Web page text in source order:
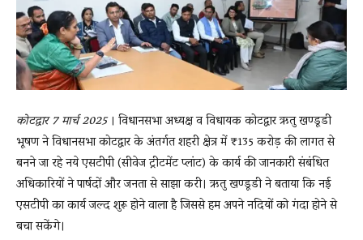
कोटद्वार 7 मार्च 2025। विधानसभा अध्यक्ष व विधायक कोटद्वार ऋतु खण्डूडी
भूषण ने विधानसभा कोटद्वार के अंतर्गत शहरी क्षेत्र में ₹135 करोड़ की लागत से
बनने जा रहे नये एसटीपी (सीवेज ट्रीटमेंट प्लांट) के कार्य की जानकारी संबंधित
अधिकारियों ने पार्षदों और जनता से साझा करी। ऋतु खण्डूडी ने बताया कि नई
एसटीपी का कार्य जल्द शुरू होने वाला है जिससे हम अपने नदियों को गंदा होने से
बचा सकेंगे।